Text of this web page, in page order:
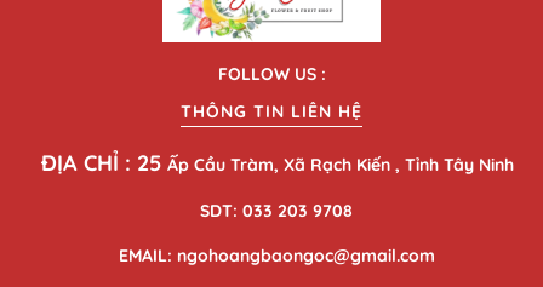
FOLLOW US :
THÔNG TIN LIÊN HỆ
ĐỊA CHỈ : 25 Ấp Cầu Tràm, Xã Rạch Kiến , Tỉnh Tây Ninh
SDT: 033 203 9708
EMAIL: ngohoangbaongoc@gmail.com